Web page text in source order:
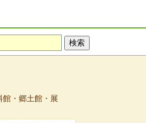
館・郷土館・展